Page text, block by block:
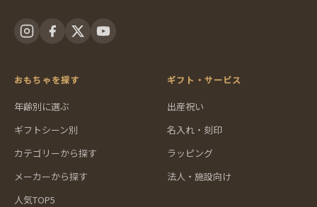
おもちゃを探す
年齢別に選ぶ
ギフトシーン別
カテゴリーから探す
メーカーから探す
人気TOP5
ギフト・サービス
出産祝い
名入れ・刻印
ラッピング
法人・施設向け